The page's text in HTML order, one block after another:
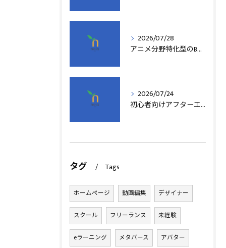
2026/07/28
アニメ分野特化型のB型事業所支援制度の詳細解説
2026/07/24
初心者向けアフターエフェクト動画編集の基本
タグ Tags
ホームページ 動画編集 デザイナー
スクール フリーランス 未経験
eラーニング メタバース アバター